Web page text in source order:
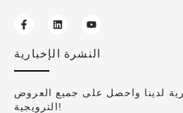
النشرة الإخبارية
لدينا واحصل على جميع العروض
الترويجية!